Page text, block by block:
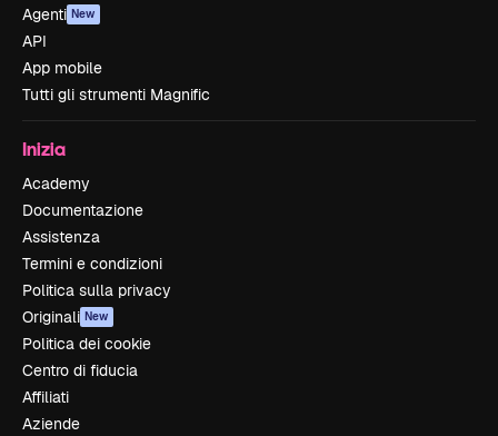
Agenti New
API
App mobile
Tutti gli strumenti Magnific
Inizia
Academy
Documentazione
Assistenza
Termini e condizioni
Politica sulla privacy
Originali New
Politica dei cookie
Centro di fiducia
Affiliati
Aziende